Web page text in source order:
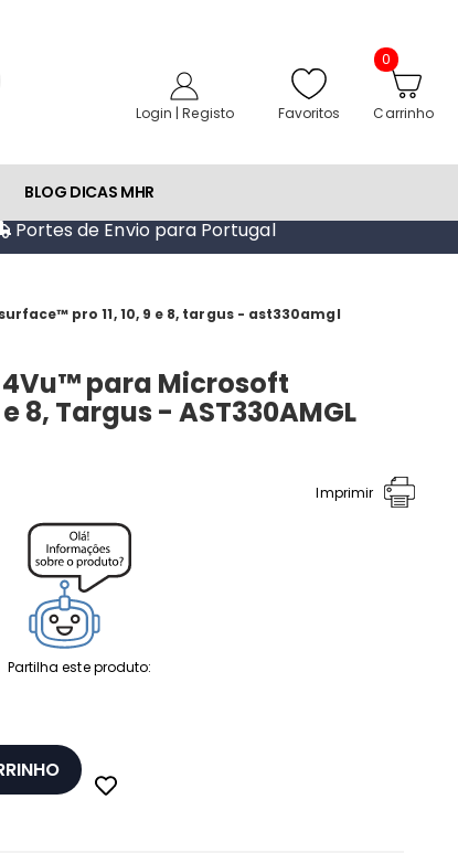
Login | Registo Favoritos
0
Carrinho
BLOG DICAS MHR
Portes de Envio para Portugal
pro 11, 10, 9 e 8, targus - ast330amgl
para Microsoft
8, Targus - AST330AMGL
Imprimir
Partilha este produto: